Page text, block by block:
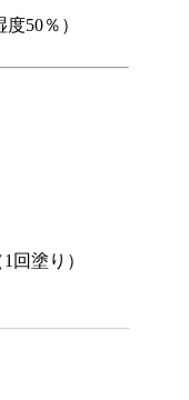
50％）
回塗り）